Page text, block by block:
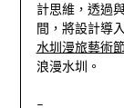
計思維，透過
間，將設計導
水圳漫旅藝術
浪漫水圳。
–